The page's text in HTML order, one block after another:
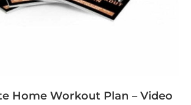
Home Workout Plan – Video